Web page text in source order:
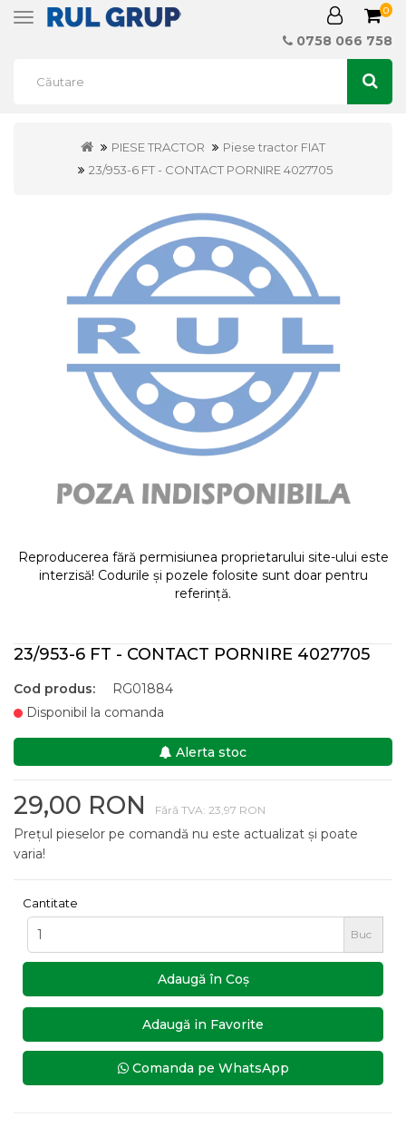
Toggle
0
0758 066 758
PIESE TRACTOR
Piese tractor FIAT
23/953-6 FT - CONTACT PORNIRE 4027705
Reproducerea fără permisiunea proprietarului site-ului este
interzisă! Codurile și pozele folosite sunt doar pentru
referință.
23/953-6 FT - CONTACT PORNIRE 4027705
Cod produs:
RG01884
Disponibil la comanda
Alerta stoc
29,00 RON Fără TVA: 23,97 RON
Prețul pieselor pe comandă nu este actualizat și poate
varia!
Cantitate
Buc
Adaugă în Coş
Adaugă in Favorite
Comanda pe WhatsApp